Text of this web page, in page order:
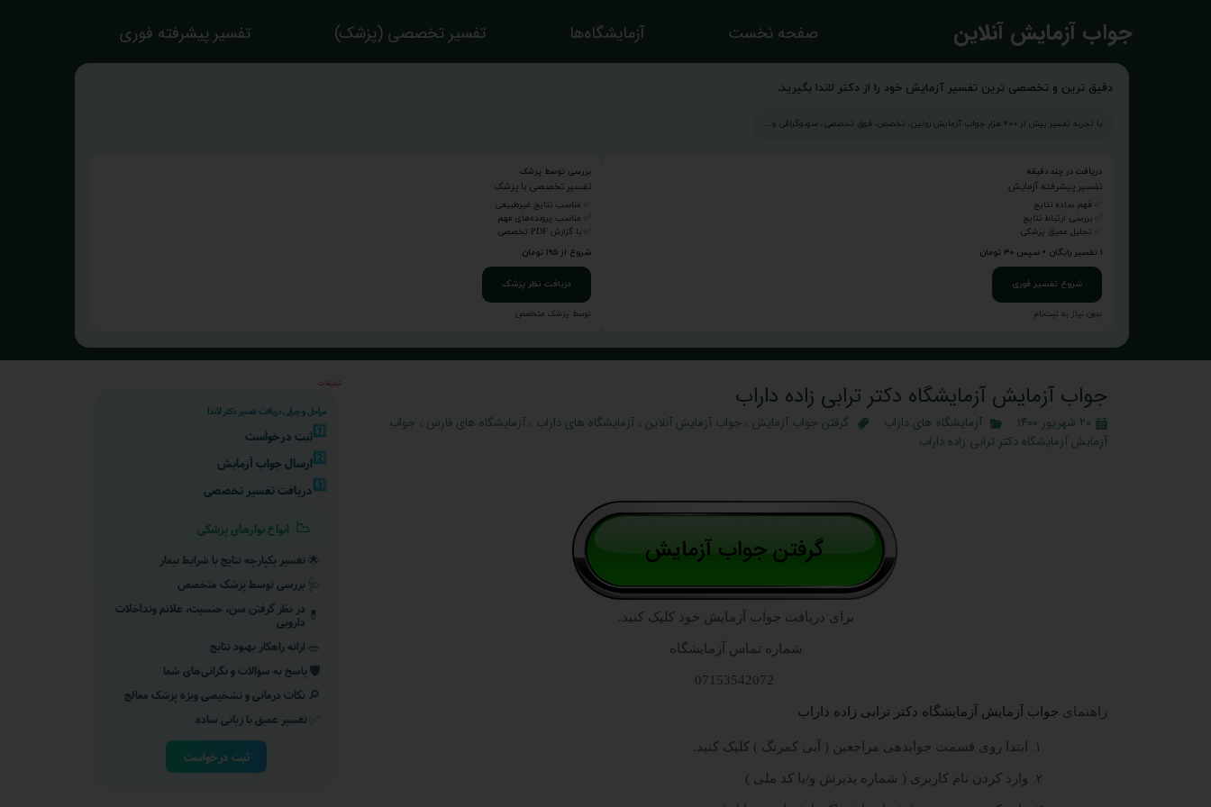
​جواب آزمایش آنلاین صفحه نخست آزمایشگاه‌ها تفسیر تخصصی (پزشک) تفسیر پیشرفته فوری
دقیق ترین و تخصصی ترین تفسیر آزمایش خود را از دکتر لاندا بگیرید.
با تجربه تفسیر بیش از ۲۰۰ هزار جواب آزمایش روتین، تخصص، فوق تخصصی، سونوگرافی و...
دریافت در چند دقیقه
تفسیر پیشرفته آزمایش
✅ فهم ساده نتایج
✅ بررسی ارتباط نتایج
✅ تحلیل عمیق پزشکی
۱ تفسیر رایگان • سپس ۳۰ تومان
شروع تفسیر فوری
بدون نیاز به ثبت‌نام
بررسی توسط پزشک
تفسیر تخصصی با پزشک
✅ مناسب نتایج غیرطبیعی
✅ مناسب پرونده‌های مهم
✅ با گزارش PDF تخصصی
شروع از ۱۹۵ تومان
دریافت نظر پزشک
توسط پزشک متخصص
جواب آزمایش آزمایشگاه دکتر ترابی زاده داراب
۲۰ شهریور ۱۴۰۰ آزمایشگاه های داراب گرفتن جواب آزمایش ،جواب آزمایش آنلاین ،آزمایشگاه های داراب ،آزمایشگاه های فارس ،جواب
آزمایش آزمایشگاه دکتر ترابی زاده داراب
برای دریافت جواب آزمایش خود کلیک کنید.
شماره تماس آزمایشگاه
07153542072
راهنمای جواب آزمایش آزمایشگاه دکتر ترابی زاده داراب
ابتدا روی قسمت جوابدهی مراجعین ( آبی کمرنگ ) کلیک کنید.
وارد کردن نام کاربری ( شماره پذیرش و/یا کد ملی )
تبلیغات
مراحل و چرایی دریافت تفسیر دکتر لاندا
1️⃣ثبت درخواست
2️⃣ارسال جواب آزمایش
3️⃣دریافت تفسیر تخصصی
📉 انواع نوارهای پزشکی
🌟 تفسیر یکپارچه نتایج با شرایط بیمار
🩺 بررسی توسط پزشک متخصص
💊 در نظر گرفتن سن، جنسیت، علائم وتداخلات
دارویی
🥗 ارائه راهکار بهبود نتایج
🛡️ پاسخ به سؤالات و نگرانی‌های شما
🔎 نکات درمانی و تشخیصی ویژه پزشک معالج
تفسیر عمیق با زبانی ساده
ثبت درخواست